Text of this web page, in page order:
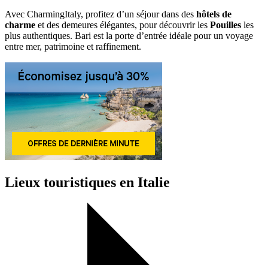
Avec CharmingItaly, profitez d’un séjour dans des hôtels de
charme et des demeures élégantes, pour découvrir les Pouilles les
plus authentiques. Bari est la porte d’entrée idéale pour un voyage
entre mer, patrimoine et raffinement.
Lieux touristiques en Italie